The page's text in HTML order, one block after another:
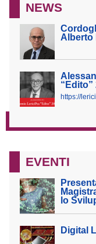
NEWS
Alberto
“Edito”
https://
EVENTI
lo
Digital